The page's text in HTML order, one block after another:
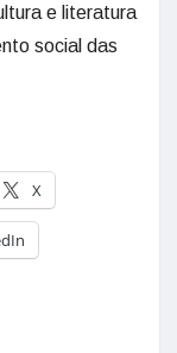
e literatura
social das
X